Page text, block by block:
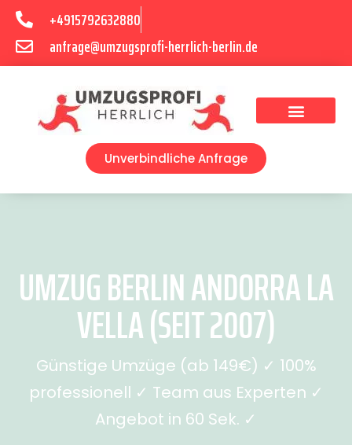
+4915792632880
anfrage@umzugsprofi-herrlich-berlin.de
Unverbindliche Anfrage
UMZUG BERLIN ANDORRA LA
VELLA (SEIT 2007)
Günstige Umzüge (ab 149€) ✓ 100%
professionell ✓ Team aus Experten ✓
Angebot in 60 Sek. ✓